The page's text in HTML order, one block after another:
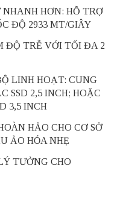
HƠN: HỖ TRỢ
ĐỘ 2933 MT/GIÂY
ĐỘ TRỄ VỚI TỐI ĐA 2
LINH HOẠT: CUNG
SSD 2,5 INCH; HOẶC
3,5 INCH
HẢO CHO CƠ SỞ
ẢO HÓA NHẸ
TƯỞNG CHO